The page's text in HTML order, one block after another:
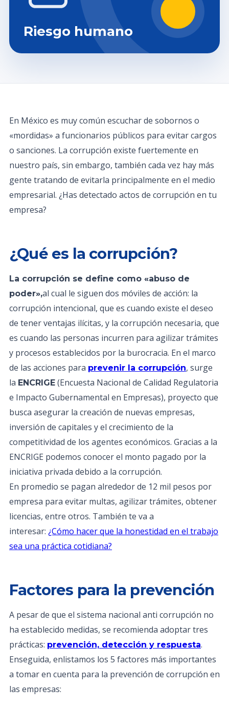
Riesgo humano
En México es muy común escuchar de sobornos o
«mordidas» a funcionarios públicos para evitar cargos
o sanciones. La corrupción existe fuertemente en
nuestro país, sin embargo, también cada vez hay más
gente tratando de evitarla principalmente en el medio
empresarial. ¿Has detectado actos de corrupción en tu
empresa?
¿Qué es la corrupción?
La corrupción se define como «abuso de
poder»,al cual le siguen dos móviles de acción: la
corrupción intencional, que es cuando existe el deseo
de tener ventajas ilícitas, y la corrupción necesaria, que
es cuando las personas incurren para agilizar trámites
y procesos establecidos por la burocracia. En el marco
de las acciones para prevenir la corrupción, surge
la ENCRIGE (Encuesta Nacional de Calidad Regulatoria
e Impacto Gubernamental en Empresas), proyecto que
busca asegurar la creación de nuevas empresas,
inversión de capitales y el crecimiento de la
competitividad de los agentes económicos. Gracias a la
ENCRIGE podemos conocer el monto pagado por la
iniciativa privada debido a la corrupción.
En promedio se pagan alrededor de 12 mil pesos por
empresa para evitar multas, agilizar trámites, obtener
licencias, entre otros. También te va a
interesar: ¿Cómo hacer que la honestidad en el trabajo
sea una práctica cotidiana?
Factores para la prevención
A pesar de que el sistema nacional anti corrupción no
ha establecido medidas, se recomienda adoptar tres
prácticas: prevención, detección y respuesta.
Enseguida, enlistamos los 5 factores más importantes
a tomar en cuenta para la prevención de corrupción en
las empresas: